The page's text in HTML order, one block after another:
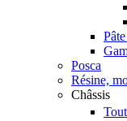
Posca
Résine,
Châssis